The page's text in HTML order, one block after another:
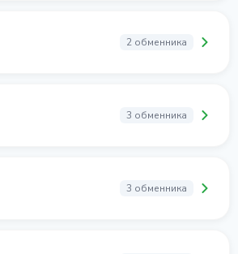
2 обменника
3 обменника
3 обменника